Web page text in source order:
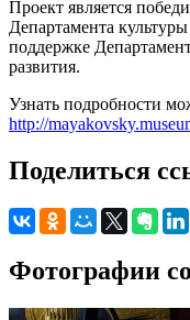
Проект является
Департамента
поддержке
развития.
Узнать подробности
http://
Поделиться
Фотографии